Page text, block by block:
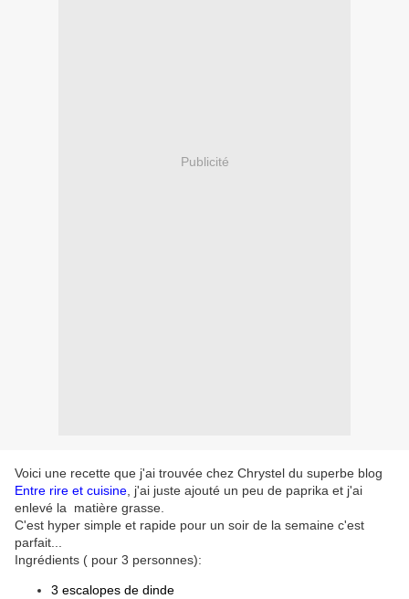
Publicité
Voici une recette que j'ai trouvée chez Chrystel du superbe blog
Entre rire et cuisine , j'ai juste ajouté un peu de paprika et j'ai
enlevé la matière grasse.
C'est hyper simple et rapide pour un soir de la semaine c'est
parfait...
Ingrédients ( pour 3 personnes):
3 escalopes de dinde